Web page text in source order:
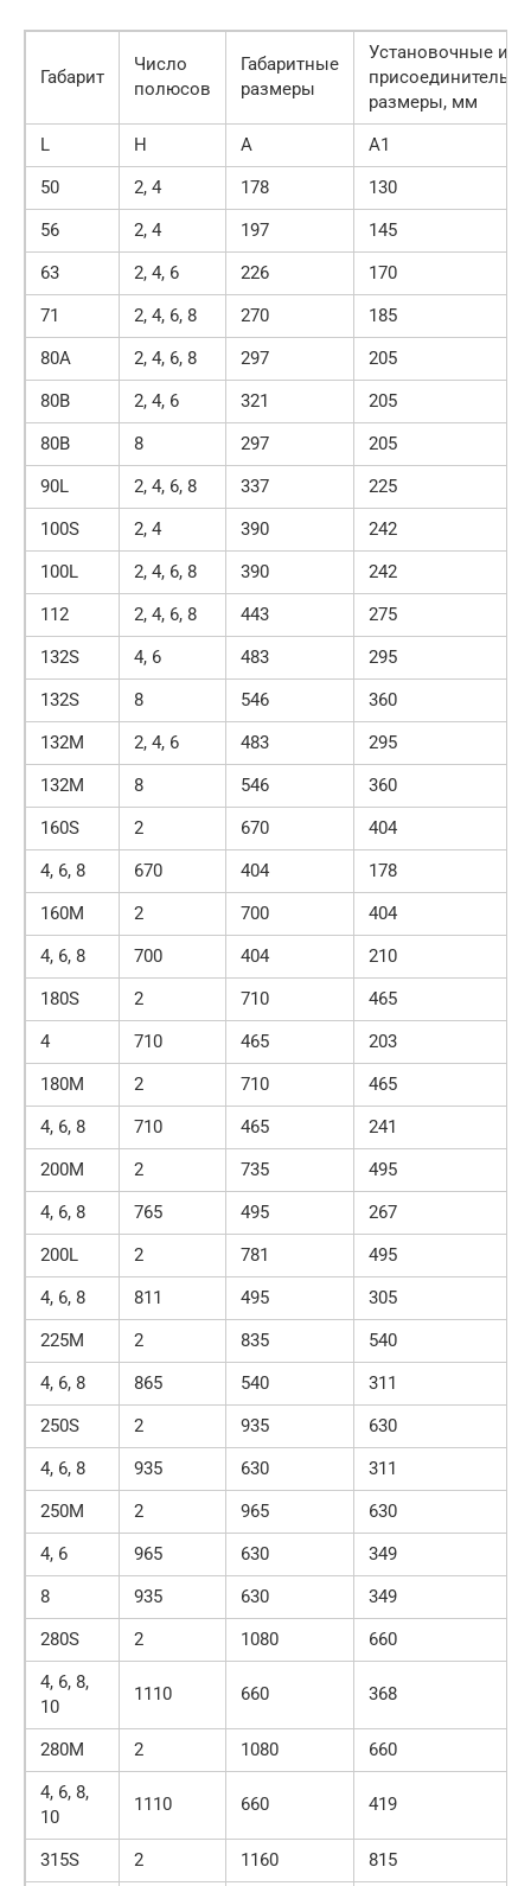
Габарит
Число
полюсов
Габаритные
размеры
Установочные и
размеры, мм
L
H A
A1
50
2, 4 178
130
56
2, 4 197
145
63
2, 4, 6 226
170
71
2, 4, 6, 8 270
185
80А
2, 4, 6, 8 297
205
80В
2, 4, 6 321
205
80В
8 297
205
90L
2, 4, 6, 8 337
225
100S
2, 4 390
242
100L
2, 4, 6, 8 390
242
112
2, 4, 6, 8 443
275
132S
4, 6 483
295
132S
8 546
360
132M
2, 4, 6 483
295
132M
8 546
360
160S
2 670
404
4, 6, 8
670 404
178
160M
2 700
404
4, 6, 8
700 404
210
180S
2 710
465
4
710 465
203
180M
2 710
465
4, 6, 8
710 465
241
200M
2 735
495
4, 6, 8
765 495
267
200L
2 781
495
4, 6, 8
811 495
305
225M
2 835
540
4, 6, 8
865 540
311
250S
2 935
630
4, 6, 8
935 630
311
250M
2 965
630
4, 6
965 630
349
8
935 630
349
280S
2 1080
660
4, 6, 8,
10
1110 660 368
280M 2 1080
660
4, 6, 8,
10
1110 660 419
315S 2 1160
815